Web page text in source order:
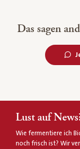
Das sagen
Lust auf
Wie fermentiere ich
noch frisch ist? Wir